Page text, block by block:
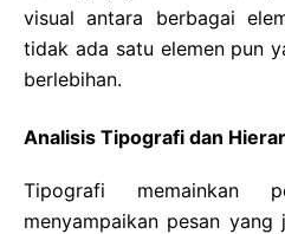
visual antara berbagai
tidak ada satu elemen pun
berlebihan.
Analisis Tipografi dan
Tipografi memainkan
menyampaikan pesan